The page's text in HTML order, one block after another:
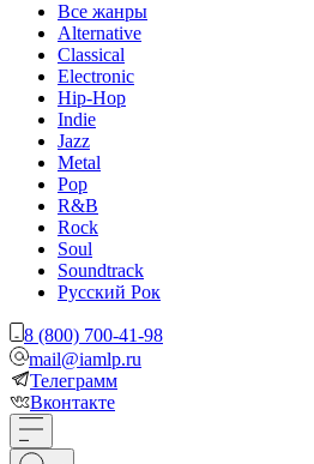
Все жанры
Alternative
Classical
Electronic
Hip-Hop
Indie
Jazz
Metal
Pop
R&B
Rock
Soul
Soundtrack
Русский Рок
8 (800) 700-41-98
mail@iamlp.ru
Телеграмм
Вконтакте